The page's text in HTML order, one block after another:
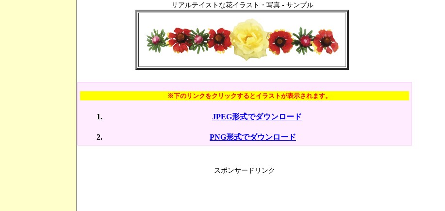
リアルテイストな花イラスト・写真 - サンプル
※下のリンクをクリックするとイラストが表示されます。
JPEG形式でダウンロード
PNG形式でダウンロード
スポンサードリンク